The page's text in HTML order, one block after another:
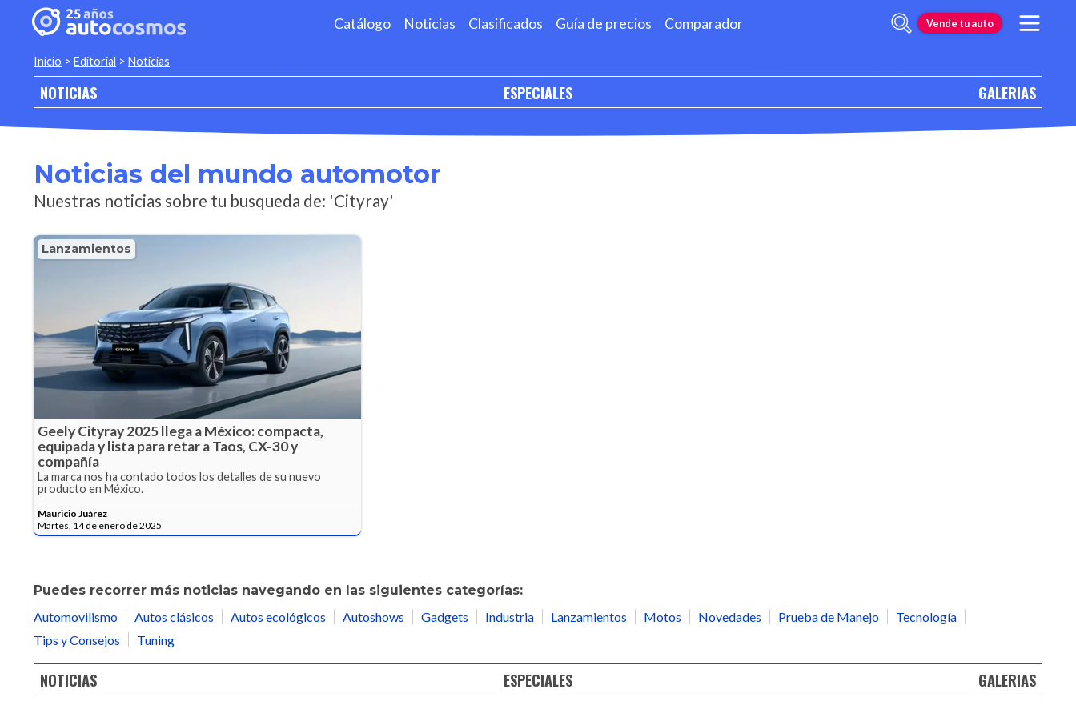
Catálogo Noticias Clasificados Guía de precios Comparador Vende tu auto
Inicio > Editorial > Noticias
NOTICIAS ESPECIALES GALERIAS
Noticias del mundo automotor
Nuestras noticias sobre tu busqueda de: 'Cityray'
Lanzamientos
Geely Cityray 2025 llega a México: compacta,
equipada y lista para retar a Taos, CX-30 y
compañía
La marca nos ha contado todos los detalles de su nuevo
producto en México.
Mauricio Juárez
Martes, 14 de enero de 2025
Puedes recorrer más noticias navegando en las siguientes categorías:
Automovilismo
Autos clásicos Autos ecológicos Autoshows Gadgets Industria Lanzamientos Motos Novedades Prueba de Manejo
Tecnología
Tips y Consejos
Tuning
NOTICIAS ESPECIALES GALERIAS